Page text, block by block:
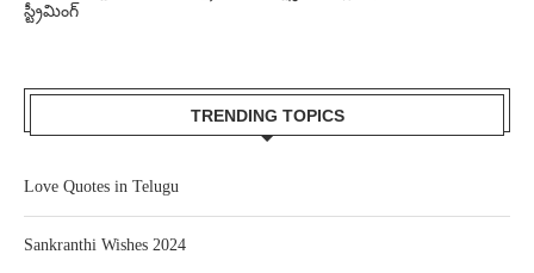
స్ట్రీమింగ్
TRENDING TOPICS
Love Quotes in Telugu
Sankranthi Wishes 2024